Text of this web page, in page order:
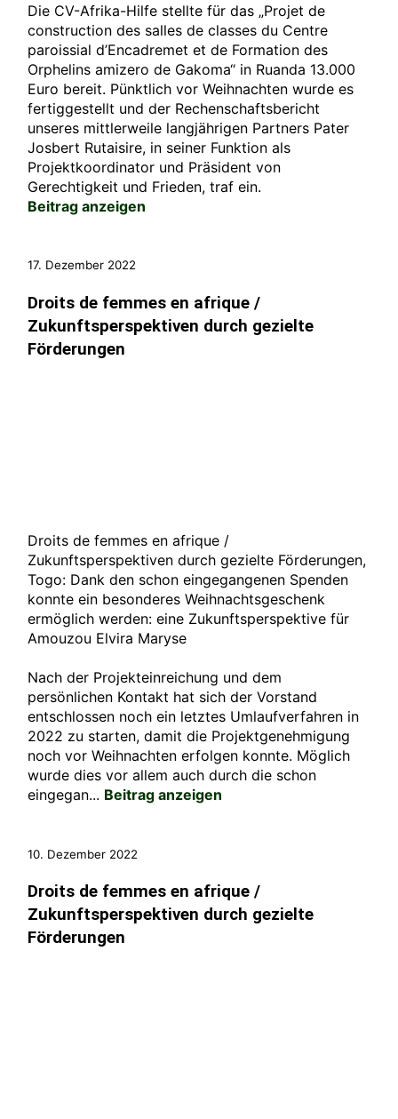
Die CV-Afrika-Hilfe stellte für das „Projet de
construction des salles de classes du Centre
paroissial d’Encadremet et de Formation des
Orphelins amizero de Gakoma“ in Ruanda 13.000
Euro bereit. Pünktlich vor Weihnachten wurde es
fertiggestellt und der Rechenschaftsbericht
unseres mittlerweile langjährigen Partners Pater
Josbert Rutaisire, in seiner Funktion als
Projektkoordinator und Präsident von
Gerechtigkeit und Frieden, traf ein.
Beitrag anzeigen
17. Dezember 2022
Droits de femmes en afrique /
Zukunftsperspektiven durch gezielte
Förderungen
Droits de femmes en afrique /
Zukunftsperspektiven durch gezielte Förderungen,
Togo: Dank den schon eingegangenen Spenden
konnte ein besonderes Weihnachtsgeschenk
ermöglich werden: eine Zukunftsperspektive für
Amouzou Elvira Maryse
Nach der Projekteinreichung und dem
persönlichen Kontakt hat sich der Vorstand
entschlossen noch ein letztes Umlaufverfahren in
2022 zu starten, damit die Projektgenehmigung
noch vor Weihnachten erfolgen konnte. Möglich
wurde dies vor allem auch durch die schon
eingegan... Beitrag anzeigen
10. Dezember 2022
Droits de femmes en afrique /
Zukunftsperspektiven durch gezielte
Förderungen